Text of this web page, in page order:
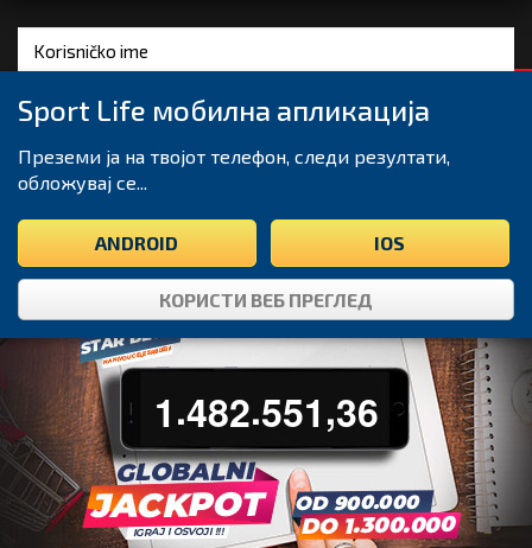
PRIJAVA REGISTRACIJA
Zaboravili ste
1.482.551,36
Sport Life мобилна апликација
Преземи ја на твојот телефон, следи резултати,
обложувај се...
ANDROID IOS
КОРИСТИ ВЕБ ПРЕГЛЕД